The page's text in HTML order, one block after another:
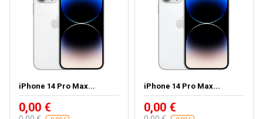
iPhone 14 Pro Max...
0,00 €
iPhone 14 Pro Max...
0,00 €